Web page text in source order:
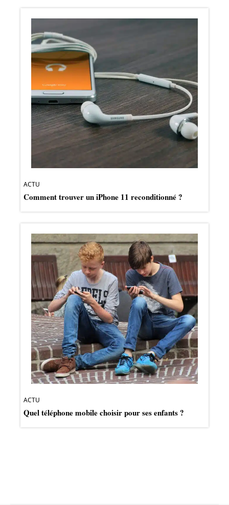
ACTU
Comment trouver un iPhone 11 reconditionné ?
ACTU
Quel téléphone mobile choisir pour ses enfants ?